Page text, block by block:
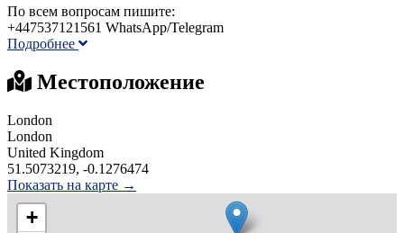
По всем вопросам пишите:
+447537121561 WhatsApp/Telegram
Подробнее
Местоположение
London
London
United Kingdom
51.5073219, -0.1276474
Показать на карте →
+